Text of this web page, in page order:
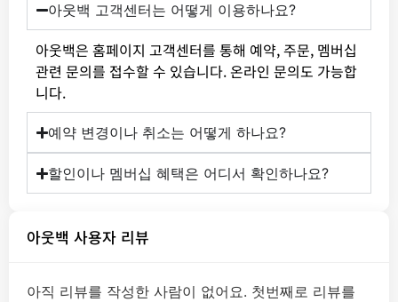
아웃백 고객센터는 어떻게 이용하나요?
아웃백은 홈페이지 고객센터를 통해 예약, 주문, 멤버십
관련 문의를 접수할 수 있습니다. 온라인 문의도 가능합
니다.
예약 변경이나 취소는 어떻게 하나요?
할인이나 멤버십 혜택은 어디서 확인하나요?
아웃백 사용자 리뷰
아직 리뷰를 작성한 사람이 없어요. 첫번째로 리뷰를